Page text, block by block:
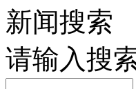
新闻搜索
请输入搜